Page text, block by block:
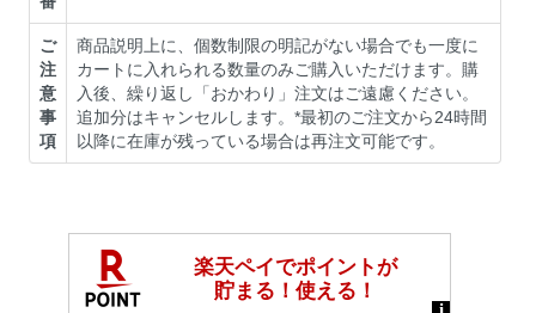
ご
注
意
事
項
商品説明上に、個数制限の明記がない場合でも一度に
カートに入れられる数量のみご購入いただけます。購
入後、繰り返し「おかわり」注文はご遠慮ください。
追加分はキャンセルします。*最初のご注文から24時間
以降に在庫が残っている場合は再注文可能です。